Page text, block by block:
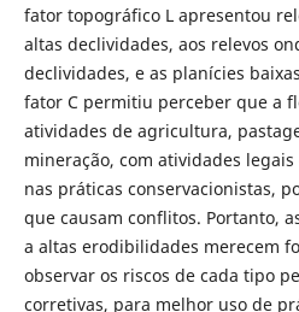
fator topográfico L apresentou
altas declividades, aos relevos
declividades, e as planícies
fator C permitiu perceber que a
atividades de agricultura,
mineração, com atividades
nas práticas conservacionistas,
que causam conflitos. Portanto,
a altas erodibilidades merecem
observar os riscos de cada tipo
corretivas, para melhor uso de